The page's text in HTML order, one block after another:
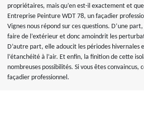
propriétaires, mais qu’en est-il exactement et
Entreprise Peinture WDT 78, un façadier
Vignes nous répond sur ces questions. D’une
faire de l’extérieur et donc amoindrit les
D’autre part, elle adoucit les périodes hivernales
l’étanchéité à l’air. Et enfin, la finition de cette
nombreuses possibilités. Si vous êtes convaincus,
façadier professionnel.